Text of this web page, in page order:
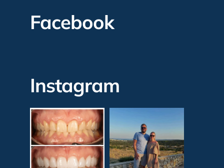
Facebook
Instagram